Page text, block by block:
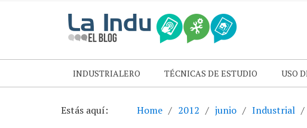
INDUSTRIALERO TÉCNICAS DE ESTUDIO USO
Estás aquí: Home 2012 junio Industrial